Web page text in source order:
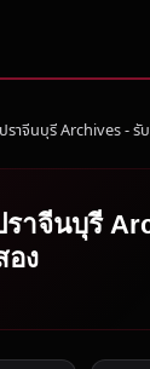
ราจีนบุรี Archives - รั
าจีนบุรี
อง